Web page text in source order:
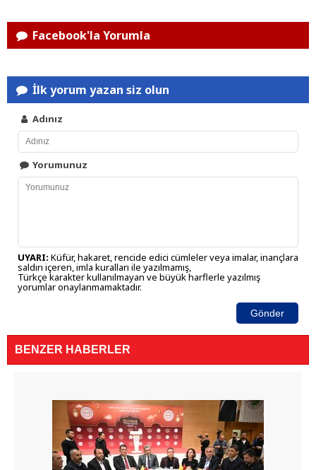
Facebook'la Yorumla
İlk yorum yazan siz olun
Adınız
Yorumunuz
UYARI: Küfür, hakaret, rencide edici cümleler veya imalar, inançlara
saldırı içeren, imla kuralları ile yazılmamış,
Türkçe karakter kullanılmayan ve büyük harflerle yazılmış
yorumlar onaylanmamaktadır.
Gönder
BENZER HABERLER